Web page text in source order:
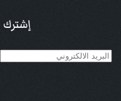
إشترك